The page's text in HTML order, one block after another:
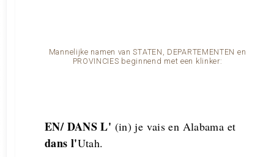
Mannelijke namen van STATEN, DEPARTEMENTEN en
PROVINCIES beginnend met een klinker:
EN/ DANS L' (in) je vais en Alabama et
dans l'Utah.